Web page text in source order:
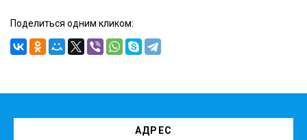
Поделиться одним кликом:
АДРЕС